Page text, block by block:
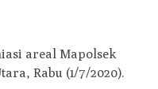
areal Mapolsek
Rabu (1/7/2020).